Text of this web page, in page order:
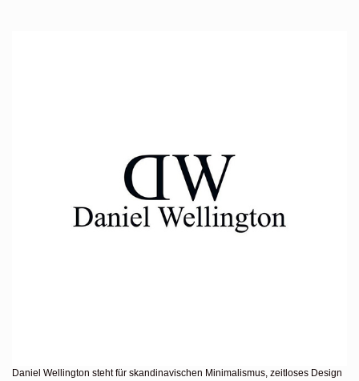
Daniel Wellington steht für skandinavischen Minimalismus, zeitloses Design